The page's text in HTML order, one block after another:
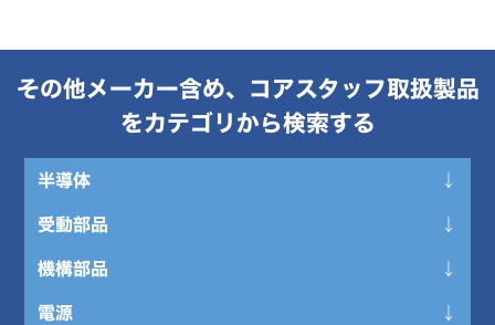
その他メーカー含め、コアスタッフ取扱製品
をカテゴリから検索する
半導体
アイソレータ －フォトカプラ
オプトエレクトロニクス －LED
受動部品
圧電デバイス
インダクタ、コイル、チョーク
機構部品
コネクタ、インターフェース
電源